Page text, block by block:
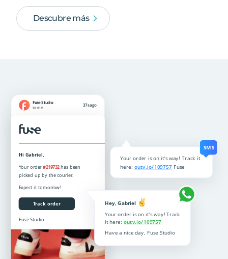
Descubre más